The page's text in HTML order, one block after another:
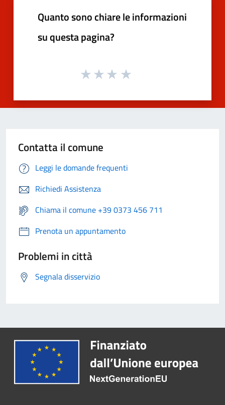
Quanto sono chiare le informazioni
su questa pagina?
Contatta il comune
Leggi le domande frequenti
Richiedi Assistenza
Chiama il comune +39 0373 456 711
Prenota un appuntamento
Problemi in città
Segnala disservizio